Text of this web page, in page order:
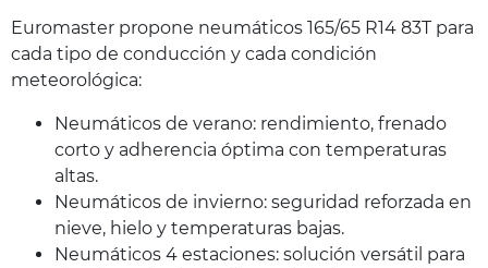
Euromaster propone neumáticos 165/65 R14 83T para
cada tipo de conducción y cada condición
meteorológica:
Neumáticos de verano: rendimiento, frenado
corto y adherencia óptima con temperaturas
altas.
Neumáticos de invierno: seguridad reforzada en
nieve, hielo y temperaturas bajas.
Neumáticos 4 estaciones: solución versátil para